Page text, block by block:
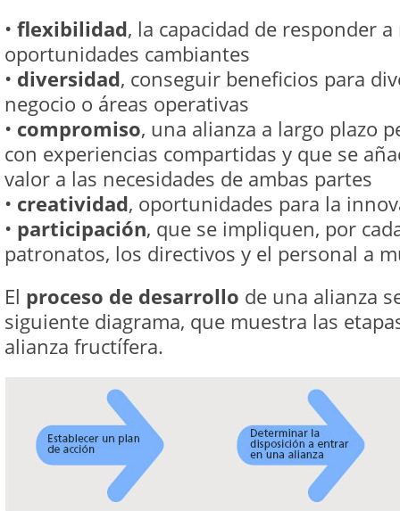
• flexibilidad, la capacidad de responder a
oportunidades cambiantes
• diversidad, conseguir beneficios para
negocio o áreas operativas
• compromiso, una alianza a largo plazo
con experiencias compartidas y que se
valor a las necesidades de ambas partes
• creatividad, oportunidades para la
• participación, que se impliquen, por
patronatos, los directivos y el personal a
El proceso de desarrollo de una alianza
siguiente diagrama, que muestra las
alianza fructífera.